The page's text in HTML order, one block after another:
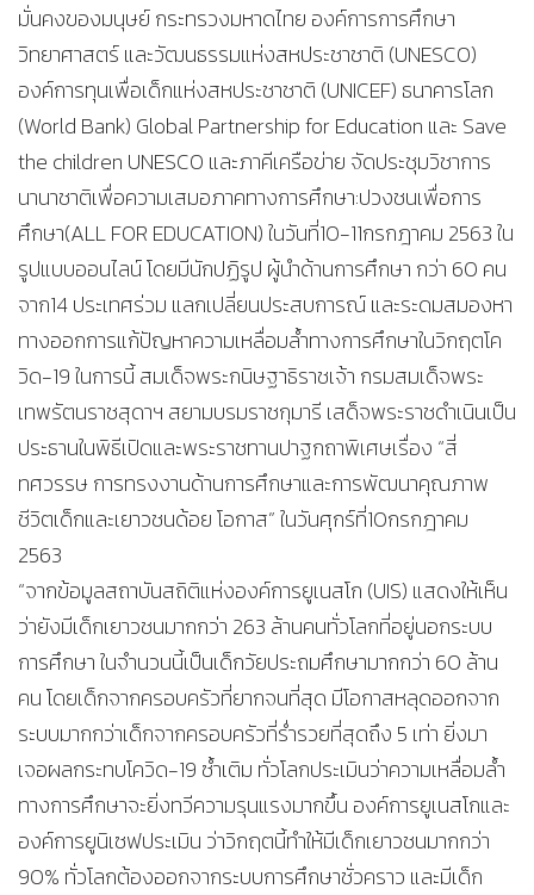
มั่นคงของมนุษย์ กระทรวงมหาดไทย องค์การการศึกษา
วิทยาศาสตร์ และวัฒนธรรมแห่งสหประชาชาติ (UNESCO)
องค์การทุนเพื่อเด็กแห่งสหประชาชาติ (UNICEF) ธนาคารโลก
(World Bank) Global Partnership for Education และ Save
the children UNESCO และภาคีเครือข่าย จัดประชุมวิชาการ
นานาชาติเพื่อความเสมอภาคทางการศึกษา:ปวงชนเพื่อการ
ศึกษา(ALL FOR EDUCATION) ในวันที่10-11กรกฎาคม 2563 ใน
รูปแบบออนไลน์ โดยมีนักปฏิรูป ผู้นำด้านการศึกษา กว่า 60 คน
จาก14 ประเทศร่วม แลกเปลี่ยนประสบการณ์ และระดมสมองหา
ทางออกการแก้ปัญหาความเหลื่อมล้ำทางการศึกษาในวิกฤตโค
วิด-19 ในการนี้ สมเด็จพระกนิษฐาธิราชเจ้า กรมสมเด็จพระ
เทพรัตนราชสุดาฯ สยามบรมราชกุมารี เสด็จพระราชดำเนินเป็น
ประธานในพิธีเปิดและพระราชทานปาฐกถาพิเศษเรื่อง “สี่
ทศวรรษ การทรงงานด้านการศึกษาและการพัฒนาคุณภาพ
ชีวิตเด็กและเยาวชนด้อย โอกาส” ในวันศุกร์ที่10กรกฎาคม
2563
“จากข้อมูลสถาบันสถิติแห่งองค์การยูเนสโก (UIS) แสดงให้เห็น
ว่ายังมีเด็กเยาวชนมากกว่า 263 ล้านคนทั่วโลกที่อยู่นอกระบบ
การศึกษา ในจำนวนนี้เป็นเด็กวัยประถมศึกษามากกว่า 60 ล้าน
คน โดยเด็กจากครอบครัวที่ยากจนที่สุด มีโอกาสหลุดออกจาก
ระบบมากกว่าเด็กจากครอบครัวที่ร่ำรวยที่สุดถึง 5 เท่า ยิ่งมา
เจอผลกระทบโควิด-19 ซ้ำเติม ทั่วโลกประเมินว่าความเหลื่อมล้ำ
ทางการศึกษาจะยิ่งทวีความรุนแรงมากขึ้น องค์การยูเนสโกและ
องค์การยูนิเซฟประเมิน ว่าวิกฤตนี้ทำให้มีเด็กเยาวชนมากกว่า
90% ทั่วโลกต้องออกจากระบบการศึกษาชั่วคราว และมีเด็ก